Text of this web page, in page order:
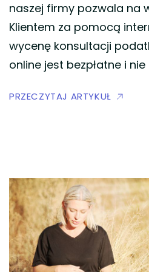
naszej firmy pozwala na
Klientem za pomocą
wycenę konsultacji
online jest bezpłatne i nie
PRZECZYTAJ ARTYKUŁ